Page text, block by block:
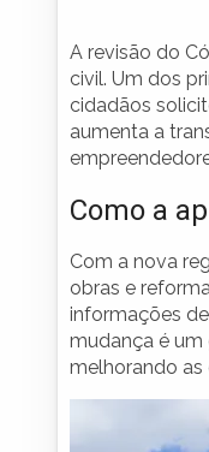
A revisão do
civil. Um dos
cidadãos
aumenta a
Como a
Com a nova
obras e
informações
mudança é um
melhorando as